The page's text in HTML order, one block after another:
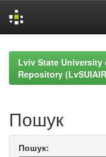
navigationLviv State
Repository
Пошук
Пошук: